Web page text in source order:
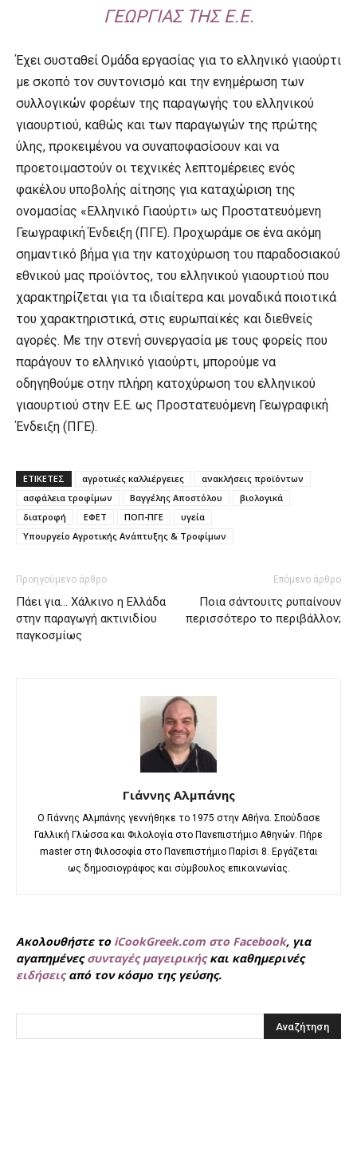
ΓΕΩΡΓΊΑΣ ΤΗΣ Ε.Ε.
Έχει συσταθεί Ομάδα εργασίας για το ελληνικό γιαούρτι
με σκοπό τον συντονισμό και την ενημέρωση των
συλλογικών φορέων της παραγωγής του ελληνικού
γιαουρτιού, καθώς και των παραγωγών της πρώτης
ύλης, προκειμένου να συναποφασίσουν και να
προετοιμαστούν οι τεχνικές λεπτομέρειες ενός
φακέλου υποβολής αίτησης για καταχώριση της
ονομασίας «Ελληνικό Γιαούρτι» ως Προστατευόµενη
Γεωγραφική Ένδειξη (ΠΓΕ). Προχωράμε σε ένα ακόμη
σημαντικό βήμα για την κατοχύρωση του παραδοσιακού
εθνικού μας προϊόντος, του ελληνικού γιαουρτιού που
χαρακτηρίζεται για τα ιδιαίτερα και μοναδικά ποιοτικά
του χαρακτηριστικά, στις ευρωπαϊκές και διεθνείς
αγορές. Με την στενή συνεργασία με τους φορείς που
παράγουν το ελληνικό γιαούρτι, μπορούμε να
οδηγηθούμε στην πλήρη κατοχύρωση του ελληνικού
γιαουρτιού στην Ε.Ε. ως Προστατευόµενη Γεωγραφική
Ένδειξη (ΠΓΕ).
ΕΤΙΚΕΤΕΣ αγροτικές καλλιέργειες
ανακλήσεις προϊόντων
ασφάλεια τροφίμων
Βαγγέλης Αποστόλου
βιολογικά
διατροφή
ΕΦΕΤ ΠΟΠ-ΠΓΕ
υγεία
Υπουργείο Αγροτικής Ανάπτυξης & Τροφίμων
Προηγούμενο άρθρο
Πάει για… Χάλκινο η Ελλάδα
στην παραγωγή ακτινιδίου
παγκοσμίως
Επόμενο άρθρο
Ποια σάντουιτς ρυπαίνουν
περισσότερο το περιβάλλον;
Γιάννης Αλμπάνης
Ο Γιάννης Αλμπάνης γεννήθηκε το 1975 στην Αθήνα. Σπούδασε
Γαλλική Γλώσσα και Φιλολογία στο Πανεπιστήμιο Αθηνών. Πήρε
master στη Φιλοσοφία στο Πανεπιστήμιο Παρίσι 8. Εργάζεται
ως δημοσιογράφος και σύμβουλος επικοινωνίας.
Ακολουθήστε το iCookGreek.com στο Facebook, για
αγαπημένεςσυνταγές μαγειρικήςκαι καθημερινές
ειδήσειςαπό τον κόσμο της γεύσης.